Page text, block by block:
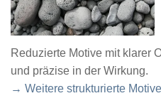
Reduzierte Motive mit klarer
und präzise in der Wirkung.
→ Weitere strukturierte